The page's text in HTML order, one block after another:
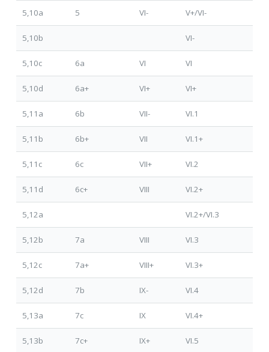
5,10a 5 VI- V+/VI-
5,10b VI-
5,10c 6a VI VI
5,10d 6a+ VI+ VI+
5,11a 6b VII- VI.1
5,11b 6b+ VII VI.1+
5,11c 6c VII+ VI.2
5,11d 6c+ VIII VI.2+
5,12a VI.2+/VI.3
5,12b 7a VIII VI.3
5,12c 7a+ VIII+ VI.3+
5,12d 7b IX- VI.4
5,13a 7c IX VI.4+
5,13b 7c+ IX+ VI.5